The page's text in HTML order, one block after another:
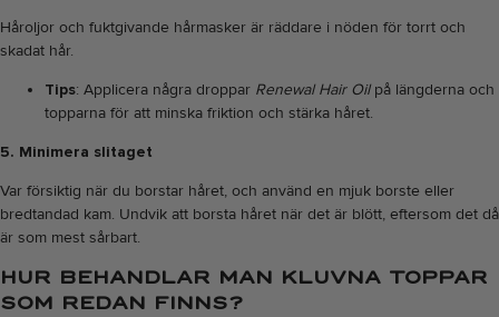
Håroljor och fuktgivande hårmasker är räddare i nöden för torrt och
skadat hår.
Tips: Applicera några droppar Renewal Hair Oilpå längderna och
topparna för att minska friktion och stärka håret.
5. Minimera slitaget
Var försiktig när du borstar håret, och använd en mjuk borste eller
bredtandad kam. Undvik att borsta håret när det är blött, eftersom det då
är som mest sårbart.
HUR BEHANDLAR MAN KLUVNA TOPPAR
SOM REDAN FINNS?